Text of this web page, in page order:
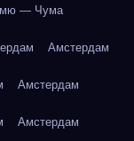
— Чума
Амстердам
Амстердам
Амстердам